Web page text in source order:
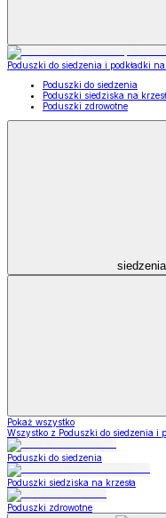
Poduszki do siedzenia i podkładki na
Poduszki do siedzenia
Poduszki siedziska na
Poduszki zdrowotne
Pokaż wszystko
Wszystko z Poduszki do siedzenia i
Poduszki do siedzenia
Poduszki siedziska na krzesła
Poduszki zdrowotne